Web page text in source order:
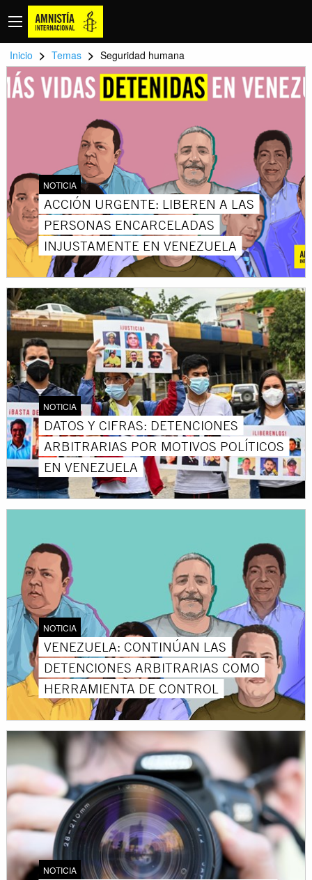
Inicio > Temas > Seguridad humana
NOTICIA
ACCIÓN URGENTE: LIBEREN A LAS
PERSONAS ENCARCELADAS
INJUSTAMENTE EN VENEZUELA
NOTICIA
DATOS Y CIFRAS: DETENCIONES
ARBITRARIAS POR MOTIVOS POLÍTICOS
EN VENEZUELA
NOTICIA
VENEZUELA: CONTINÚAN LAS
DETENCIONES ARBITRARIAS COMO
HERRAMIENTA DE CONTROL
NOTICIA